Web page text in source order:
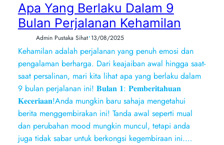
Apa Yang Berlaku Dalam 9
Bulan Perjalanan Kehamilan
Admin Pustaka Sihat•13/08/2025
Kehamilan adalah perjalanan yang penuh emosi dan
pengalaman berharga. Dari keajaiban awal hingga saat-
saat persalinan, mari kita lihat apa yang berlaku dalam
9 bulan perjalanan ini! 𝐁𝐮𝐥𝐚𝐧 𝟏: 𝐏𝐞𝐦𝐛𝐞𝐫𝐢𝐭𝐚𝐡𝐮𝐚𝐧
𝐊𝐞𝐜𝐞𝐫𝐢𝐚𝐚𝐧!Anda mungkin baru sahaja mengetahui
berita menggembirakan ini! Tanda awal seperti mual
dan perubahan mood mungkin muncul, tetapi anda
juga tidak sabar untuk berkongsi kegembiraan ini.…